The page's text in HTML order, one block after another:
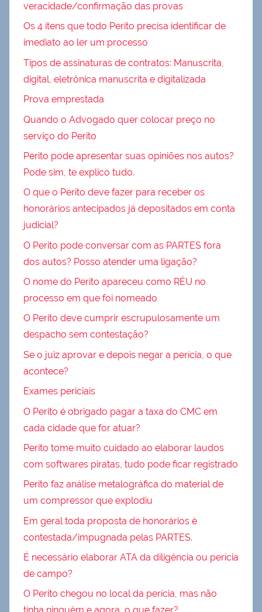
veracidade/confirmação das provas
Os 4 itens que todo Perito precisa identificar de
imediato ao ler um processo
Tipos de assinaturas de contratos: Manuscrita,
digital, eletrônica manuscrita e digitalizada
Prova emprestada
Quando o Advogado quer colocar preço no
serviço do Perito
Perito pode apresentar suas opiniões nos autos?
Pode sim, te explico tudo.
O que o Perito deve fazer para receber os
honorários antecipados já depositados em conta
judicial?
O Perito pode conversar com as PARTES fora
dos autos? Posso atender uma ligação?
O nome do Perito apareceu como RÉU no
processo em que foi nomeado
O Perito deve cumprir escrupulosamente um
despacho sem contestação?
Se o juiz aprovar e depois negar a perícia, o que
acontece?
Exames periciais
O Perito é obrigado pagar a taxa do CMC em
cada cidade que for atuar?
Perito tome muito cuidado ao elaborar laudos
com softwares piratas, tudo pode ficar registrado
Perito faz análise metalográfica do material de
um compressor que explodiu
Em geral toda proposta de honorários é
contestada/impugnada pelas PARTES.
É necessário elaborar ATA da diligência ou perícia
de campo?
O Perito chegou no local da perícia, mas não